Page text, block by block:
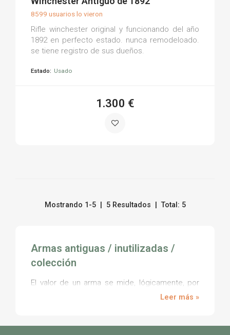
8599 usuarios lo vieron
Rifle winchester original y funcionando del año
1892 en perfecto estado. nunca remodeloado.
se tiene registro de sus dueños.
Estado: Usado
1.300 €
Mostrando 1-5 | 5 Resultados | Total: 5
Armas antiguas / inutilizadas /
colección
El valor de un arma se mide, lógicamente, por
los elementos que han sido usados en su
coleccionismo de armas antiguas es una afición
Leer más »